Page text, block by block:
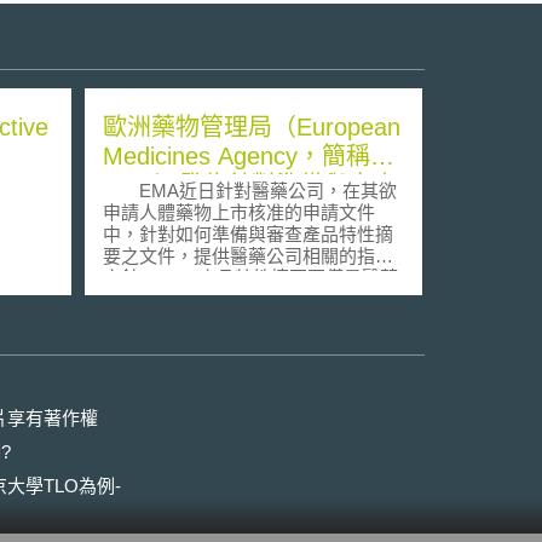
歐洲藥物管理局（European
Medicines Agency，簡稱
EMA）發佈針對準備與審查
產品特性摘要（summaries
of product characteristics，
簡稱SmPCs）的指導方針
EMA近日針對醫藥公司，在其欲
申請人體藥物上市核准的申請文件
中，針對如何準備與審查產品特性摘
要之文件，提供醫藥公司相關的指導
方針。 產品特性摘要不僅是醫藥
公司之新藥物在向歐盟申請上市核准
資訊，以確保藥物服用者能對其所服
用的藥物有更多的了解和進行各類風
享有著作權
大學TLO為例-